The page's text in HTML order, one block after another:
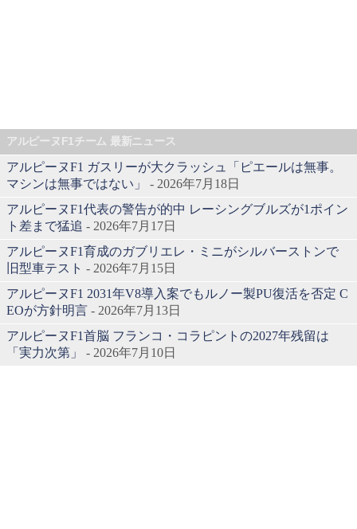
アルピーヌF1チーム 最新ニュース
アルピーヌF1 ガスリーが大クラッシュ「ピエールは無事。
マシンは無事ではない」
- 2026年7月18日
アルピーヌF1代表の警告が的中 レーシングブルズが1ポイン
ト差まで猛追 - 2026年7月17日
アルピーヌF1育成のガブリエレ・ミニがシルバーストンで
旧型車テスト - 2026年7月15日
アルピーヌF1 2031年V8導入案でもルノー製PU復活を否定 C
EOが方針明言 - 2026年7月13日
アルピーヌF1首脳 フランコ・コラピントの2027年残留は
「実力次第」
- 2026年7月10日